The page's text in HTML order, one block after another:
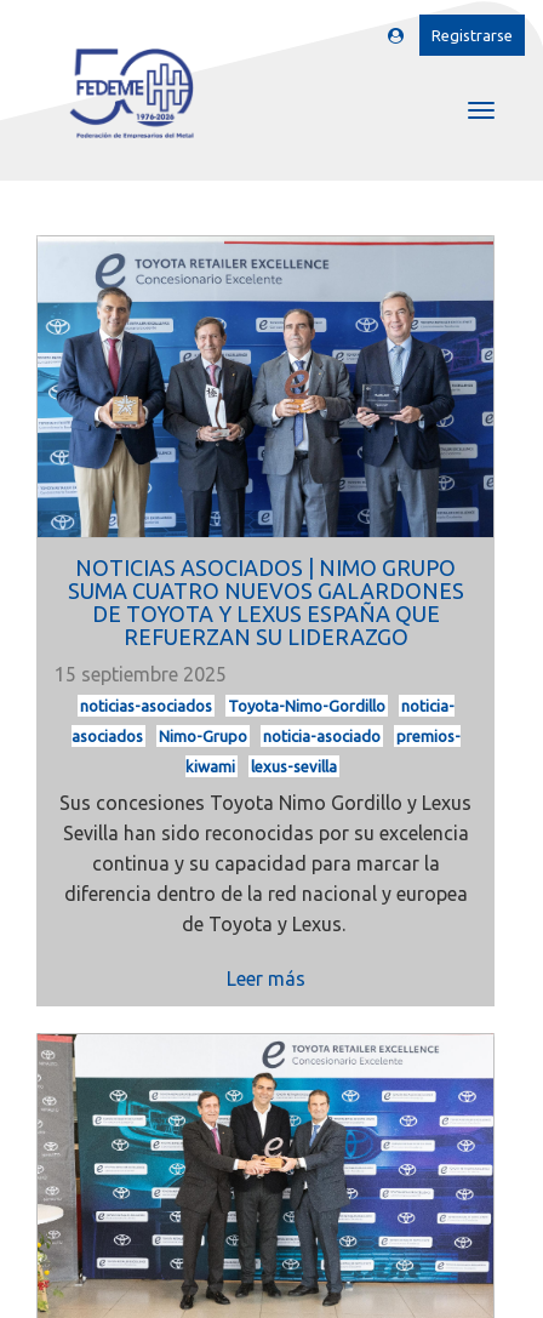
Registrarse
NOTICIAS ASOCIADOS | NIMO GRUPO
SUMA CUATRO NUEVOS GALARDONES
DE TOYOTA Y LEXUS ESPAÑA QUE
REFUERZAN SU LIDERAZGO
15 septiembre 2025
noticias-asociados Toyota-Nimo-Gordillo
noticia-
asociados
Nimo-Grupo noticia-asociado
premios-
kiwami
lexus-sevilla
Sus concesiones Toyota Nimo Gordillo y Lexus
Sevilla han sido reconocidas por su excelencia
continua y su capacidad para marcar la
diferencia dentro de la red nacional y europea
de Toyota y Lexus.
Leer más